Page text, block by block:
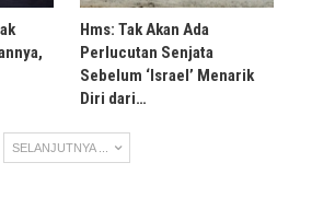
Hms: Tak Akan Ada
Perlucutan Senjata
Sebelum ‘Israel’ Menarik
Diri dari…
SELANJUTNYA ...